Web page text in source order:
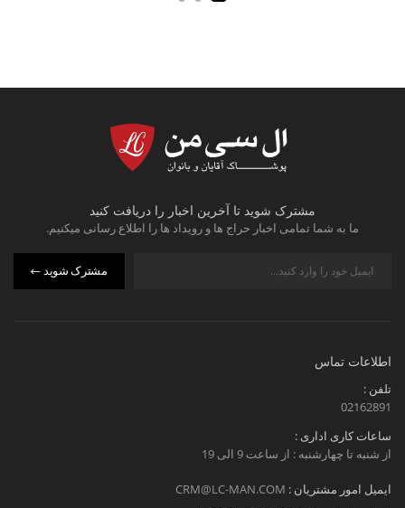
مشترک شوید تا آخرین اخبار را دریافت کنید
ما به شما تمامی اخبار حراج ها و رویداد ها را اطلاع رسانی میکنیم.
مشترک شوید
اطلاعات تماس
تلفن :
02162891
ساعات کاری اداری :
از شنبه تا چهارشنبه : از ساعت 9 الی 19
ایمیل امور مشتریان : CRM@LC-MAN.COM